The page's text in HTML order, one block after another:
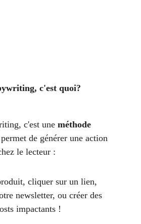
c'est quoi?
c'est une méthode
de générer une action
le lecteur :
cliquer sur un lien,
newsletter, ou créer des
impactants !